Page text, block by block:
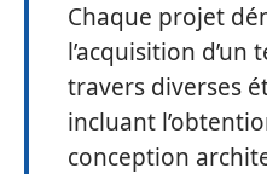
Chaque projet
l’acquisition
travers diverses
incluant
conception